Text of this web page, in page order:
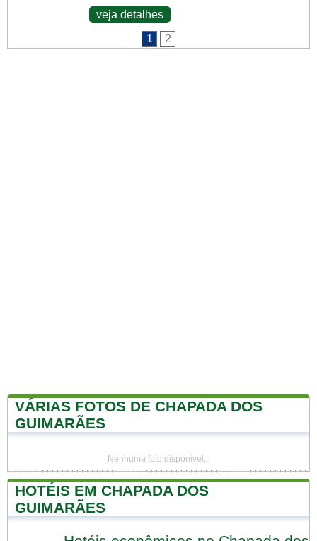
veja detalhes
1
2
VÁRIAS FOTOS DE CHAPADA DOS
GUIMARÃES
Nenhuma foto disponível...
HOTÉIS EM CHAPADA DOS
GUIMARÃES